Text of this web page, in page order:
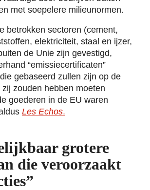
met soepelere milieunormen.
betrokken sectoren (cement,
elektriciteit, staal en ijzer,
de Unie zijn gevestigd,
“emissiecertificaten”
gebaseerd zullen zijn op de
zouden hebben moeten
goederen in de EU waren
Les Echos.
grotere
die veroorzaakt